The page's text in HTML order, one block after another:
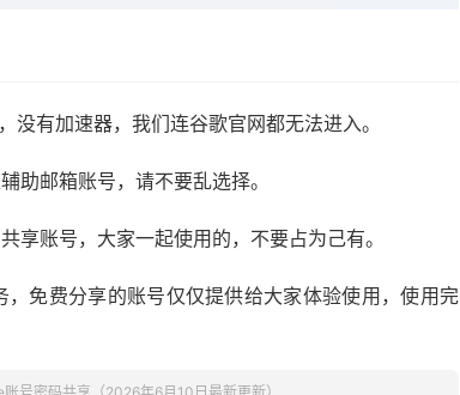
有加速器，我们连谷歌官网都无法进入。
助邮箱账号，请不要乱选择。
享账号，大家一起使用的，不要占为己有。
免费分享的账号仅仅提供给大家体验使用，使用完